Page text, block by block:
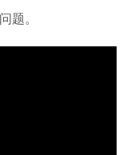
题。